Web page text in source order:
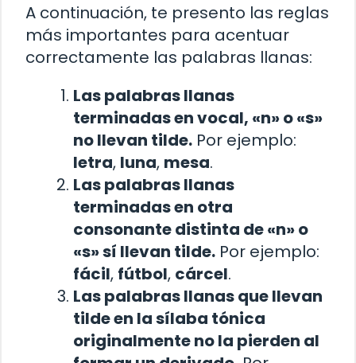
A continuación, te presento las reglas
más importantes para acentuar
correctamente las palabras llanas:
Las palabras llanas
terminadas en vocal, «n» o «s»
no llevan tilde. Por ejemplo:
letra, luna, mesa.
Las palabras llanas
terminadas en otra
consonante distinta de «n» o
«s» sí llevan tilde. Por ejemplo:
fácil, fútbol, cárcel.
Las palabras llanas que llevan
tilde en la sílaba tónica
originalmente no la pierden al